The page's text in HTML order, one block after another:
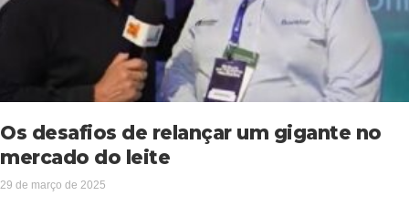
Os desafios de relançar um gigante no
mercado do leite
29 de março de 2025